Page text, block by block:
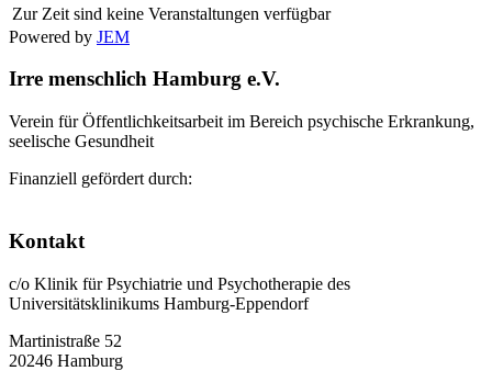
Zur Zeit sind keine Veranstaltungen verfügbar
Powered by JEM
Irre menschlich Hamburg e.V.
Verein für Öffentlichkeitsarbeit im Bereich psychische Erkrankung,
seelische Gesundheit
Finanziell gefördert durch:
Kontakt
c/o Klinik für Psychiatrie und Psychotherapie des
Universitätsklinikums Hamburg-Eppendorf
Martinistraße 52
20246 Hamburg